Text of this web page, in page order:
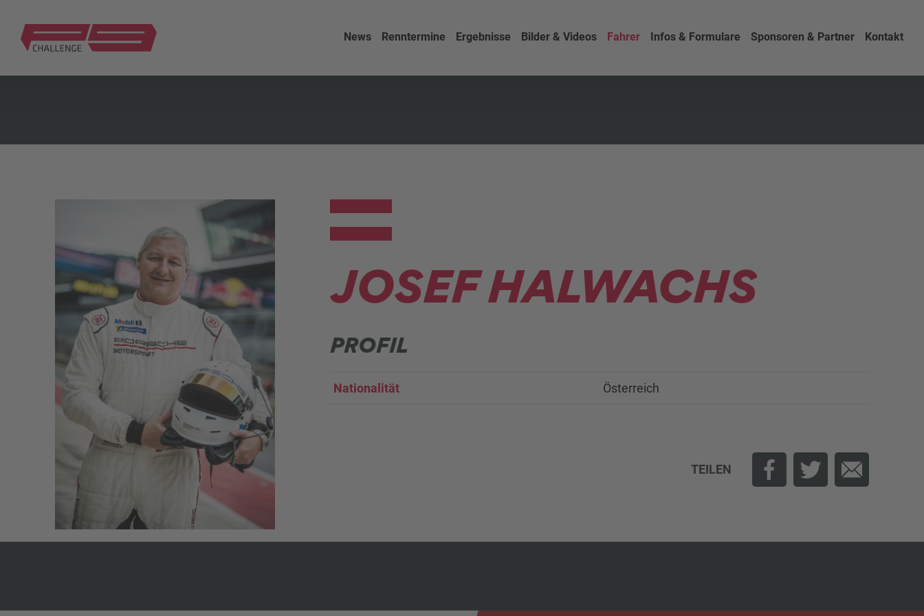
News Renntermine Ergebnisse Bilder & Videos Fahrer Infos & Formulare Sponsoren & Partner Kontakt
JOSEF HALWACHS
PROFIL
Nationalität Österreich
TEILEN